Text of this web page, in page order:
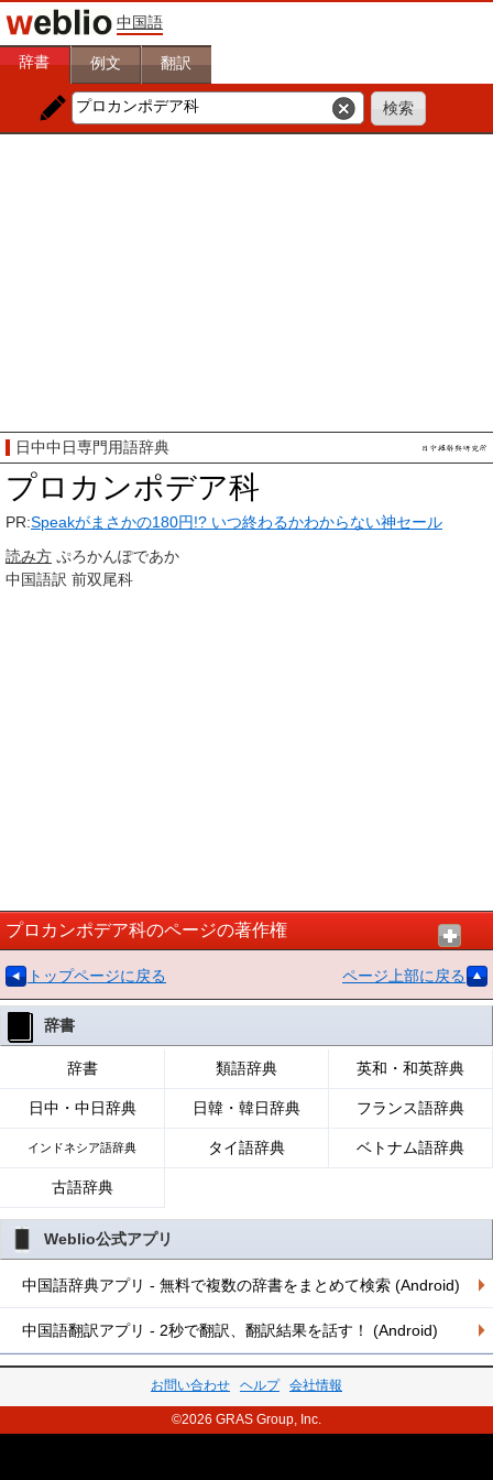
中国語
辞書 例文 翻訳
日中中日専門用語辞典
プロカンポデア科
PR:Speakがまさかの180円!? いつ終わるかわからない神セール
読み方 ぷろかんぽであか
中国語訳 前双尾科
プロカンポデア科のページの著作権
トップページに戻る ページ上部に戻る
辞書
辞書 類語辞典 英和・和英辞典
日中・中日辞典 日韓・韓日辞典 フランス語辞典
インドネシア語辞典 タイ語辞典 ベトナム語辞典
古語辞典
Weblio公式アプリ
中国語辞典アプリ - 無料で複数の辞書をまとめて検索 (Android)
中国語翻訳アプリ - 2秒で翻訳、翻訳結果を話す！ (Android)
お問い合わせ ヘルプ 会社情報
©2026 GRAS Group, Inc.